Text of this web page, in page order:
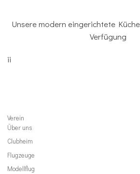
Unsere modern eingerichtete
Verfügung
ii
Verein
Über uns
Clubheim
Flugzeuge
Modellflug